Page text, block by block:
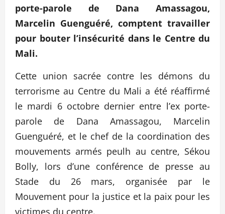
porte-parole de Dana Amassagou,
Marcelin Guenguéré, comptent travailler
pour bouter l’insécurité dans le Centre du
Mali.
Cette union sacrée contre les démons du
terrorisme au Centre du Mali a été réaffirmé
le mardi 6 octobre dernier entre l’ex porte-
parole de Dana Amassagou, Marcelin
Guenguéré, et le chef de la coordination des
mouvements armés peulh au centre, Sékou
Bolly, lors d’une conférence de presse au
Stade du 26 mars, organisée par le
Mouvement pour la justice et la paix pour les